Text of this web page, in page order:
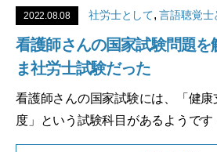
2022.08.08 社労士として,言語聴覚士
看護師さんの国家試験問題
ま社労士試験だった
看護師さんの国家試験には、「健康
度」という試験科目があるようで